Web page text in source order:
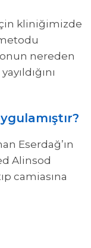
kliniğimizde
nereden
Eserdağ’ın
Alinsod
camiasına